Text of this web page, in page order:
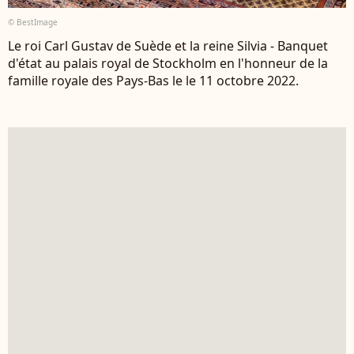
© BestImage
Le roi Carl Gustav de Suède et la reine Silvia - Banquet
d'état au palais royal de Stockholm en l'honneur de la
famille royale des Pays-Bas le le 11 octobre 2022.